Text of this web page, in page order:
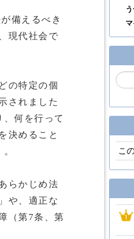
備えるべき
現代社会で
の特定の個
されました
、何を行って
決めること
らかじめ法
や、適正な
（第7条、第
こ